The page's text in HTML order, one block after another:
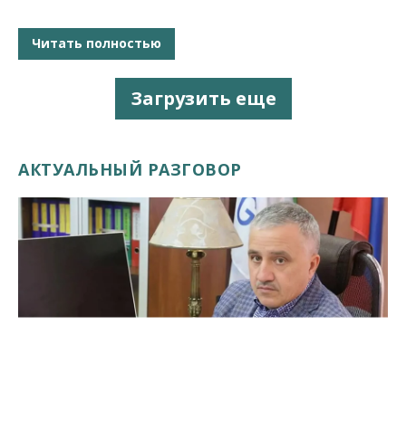
Читать полностью
Загрузить еще
АКТУАЛЬНЫЙ РАЗГОВОР